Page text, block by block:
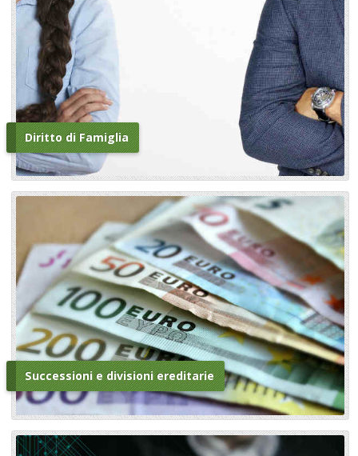
Diritto di Famiglia
Successioni e divisioni ereditarie